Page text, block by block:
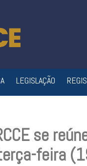
LEGISLAÇÃO
se
feira